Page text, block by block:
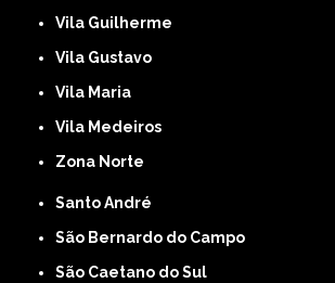
Vila Guilherme
Vila Gustavo
Vila Maria
Vila Medeiros
Zona Norte
Santo André
São Bernardo do Campo
São Caetano do Sul